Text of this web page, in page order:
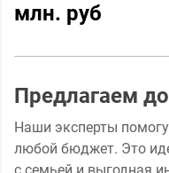
млн. руб
Предлагаем
Наши эксперты
любой бюджет. Это